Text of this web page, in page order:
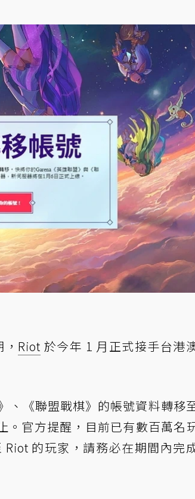
Riot 於今年 1 月正式接手台港
、《聯盟戰棋》的帳號資料轉移
。官方提醒，目前已有數百萬名
的玩家，請務必在期間內完